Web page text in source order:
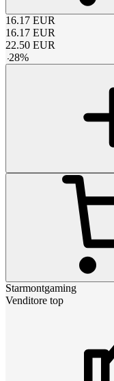
16.17 EUR
16.17 EUR
22.50 EUR
-28%
Starmontgaming
Venditore top